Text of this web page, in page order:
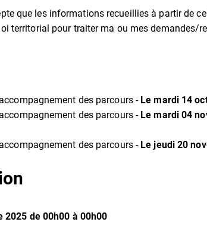
que les informations recueillies à partir de
territorial pour traiter ma ou mes demandes/
des parcours - Le mardi 14
des parcours - Le mardi 04
des parcours - Le jeudi 20
2025 de 00h00 à 00h00